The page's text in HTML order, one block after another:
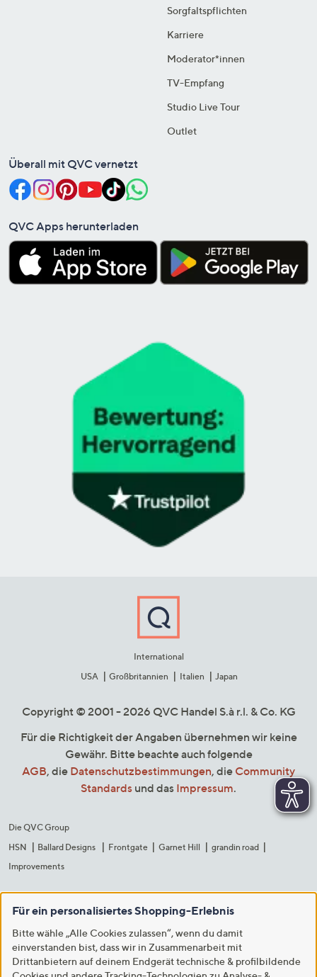
Sorgfaltspflichten
Karriere
Moderator*innen
TV-Empfang
Studio Live Tour
Outlet
Überall mit QVC vernetzt
QVC Apps herunterladen
International
USA
Großbritannien Italien Japan
Copyright © 2001 - 2026 QVC Handel S.à r.l. & Co. KG
Für die Richtigkeit der Angaben übernehmen wir keine
Gewähr. Bitte beachte auch folgende
AGB, die Datenschutzbestimmungen, die Community
Standards und das Impressum.
Die QVC Group
HSN
Ballard Designs Frontgate Garnet Hill
grandin road
Improvements
Für ein personalisiertes Shopping-Erlebnis
Bitte wähle „Alle Cookies zulassen“, wenn du damit
einverstanden bist, dass wir in Zusammenarbeit mit
Drittanbietern auf deinem Endgerät technische & profilbildende